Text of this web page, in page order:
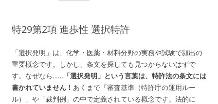
特29第2項 進歩性 選択特許
「選択発明」は、化学・医薬・材料分野の実務や試験で頻出の
重要概念です。しかし、条文を探しても見つからないはずで
す。なぜなら…… 「選択発明」という言葉は、特許法の条文には
書かれていません！ あくまで「審査基準（特許庁の運用ルー
ル）」や「裁判例」の中で定義されている概念です。法的に